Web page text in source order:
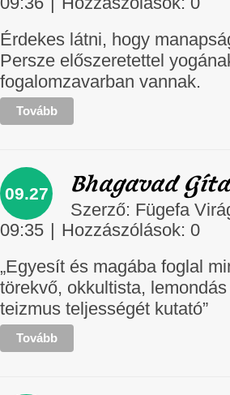
Érdekes látni, hogy
Persze előszeretettel
fogalomzavarban vannak.
Tovább
09.27 Bhagavad Gíta
Szerző: Fügefa
09:35 | Hozzászólások: 0
„Egyesít és magába foglal
törekvő, okkultista,
teizmus teljességét kutató”
Tovább